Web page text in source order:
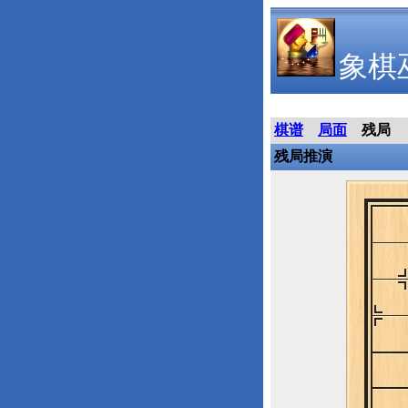
象棋
棋谱 局面
残局
残局推演